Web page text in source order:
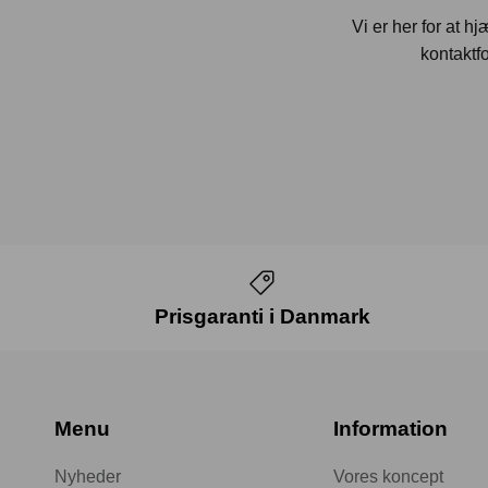
Vi er her for at
Prisgaranti i Danmark
Menu
Nyheder
Information
Vores koncept